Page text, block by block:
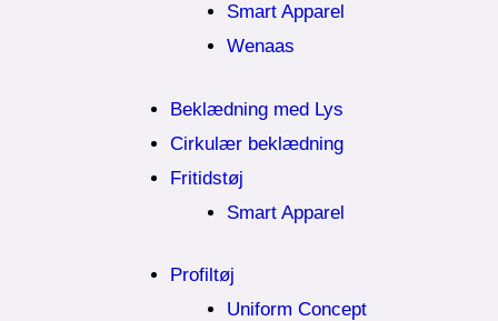
Smart Apparel
Wenaas
Beklædning med Lys
Cirkulær beklædning
Fritidstøj
Smart Apparel
Profiltøj
Uniform Concept